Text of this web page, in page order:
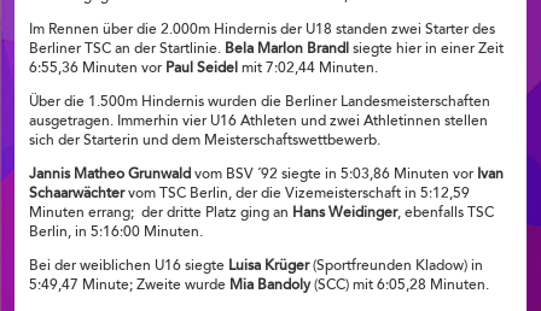
Im Rennen über die 2.000m Hindernis der U18 standen zwei Starter des
Berliner TSC an der Startlinie. Bela Marlon Brandl siegte hier in einer Zeit
6:55,36 Minuten vor Paul Seidel mit 7:02,44 Minuten.
Über die 1.500m Hindernis wurden die Berliner Landesmeisterschaften
ausgetragen. Immerhin vier U16 Athleten und zwei Athletinnen stellen
sich der Starterin und dem Meisterschaftswettbewerb.
Jannis Matheo Grunwald vom BSV ´92 siegte in 5:03,86 Minuten vor Ivan
Schaarwächtervom TSC Berlin, der die Vizemeisterschaft in 5:12,59
Minuten errang; der dritte Platz ging an Hans Weidinger, ebenfalls TSC
Berlin, in 5:16:00 Minuten.
Bei der weiblichen U16 siegte Luisa Krüger(Sportfreunden Kladow) in
5:49,47 Minute; Zweite wurde Mia Bandoly(SCC) mit 6:05,28 Minuten.